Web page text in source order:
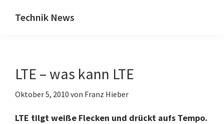
Inhalt
Seitenspalte
Technik News
IT,
Internet
LTE – was kann LTE
Oktober 5, 2010 von Franz Hieber
LTE tilgt weiße Flecken und drückt aufs Tempo.